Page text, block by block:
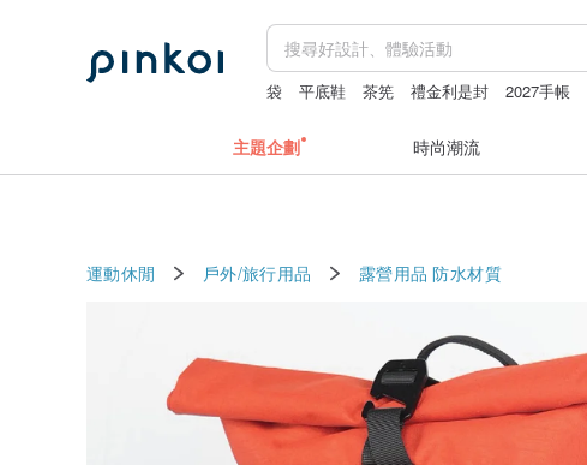
袋 平底鞋 茶筅 禮金利是封 2027手帳
主題企劃 時尚潮流
運動休閒 戶外/旅行用品 露營用品 防水材質